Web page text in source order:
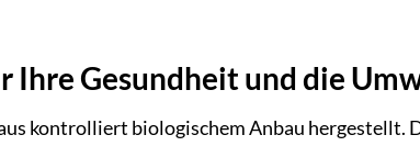
Ihre Gesundheit und die
kontrolliert biologischem Anbau hergestellt.